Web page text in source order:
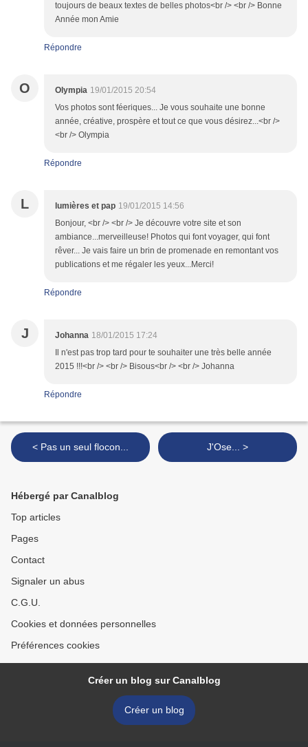
toujours de beaux textes de belles photos<br /> <br /> Bonne
Année mon Amie
Répondre
O Olympia 19/01/2015 20:54
Vos photos sont féeriques... Je vous souhaite une bonne
année, créative, prospère et tout ce que vous désirez...<br />
<br /> Olympia
Répondre
L lumières et pap 19/01/2015 14:56
Bonjour, <br /> <br /> Je découvre votre site et son
ambiance...merveilleuse! Photos qui font voyager, qui font
rêver... Je vais faire un brin de promenade en remontant vos
publications et me régaler les yeux...Merci!
Répondre
J Johanna 18/01/2015 17:24
Il n'est pas trop tard pour te souhaiter une très belle année
2015 !!!<br /> <br /> Bisous<br /> <br /> Johanna
Répondre
< Pas un seul flocon... J'Ose... >
Hébergé par Canalblog
Top articles
Pages
Contact
Signaler un abus
C.G.U.
Cookies et données personnelles
Préférences cookies
Créer un blog sur Canalblog
Créer un blog